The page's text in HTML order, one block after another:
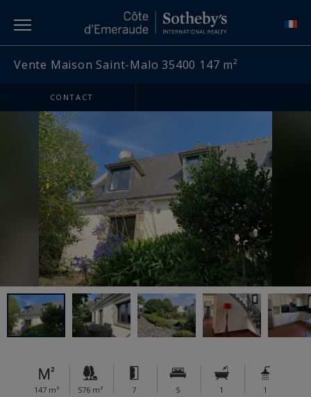
Vente Maison Saint-Malo 35400 147 m²
CONTACT
147 m² 576 m² 7 5 1 1